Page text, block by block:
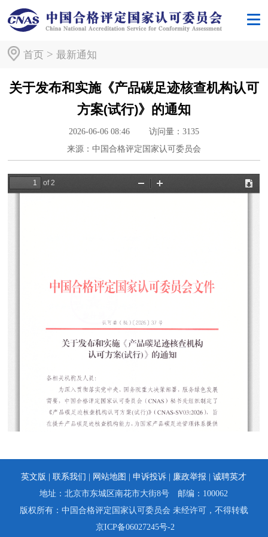
首页> 最新通知
关于发布和实施《产品碳足迹核查机构认可
方案(试行)》的通知
2026-06-06 08:46
来源：中国合格评定国家认可委员会
访问量： 3135
英文版 | 联系我们 | 网站地图 |申诉投诉 | 廉政举报 |诚聘英才
地址：北京市东城区南花市大街8号 邮编：100062
版权所有：中国合格评定国家认可委员会 未经许可，不得转载
京ICP备06027245号-2